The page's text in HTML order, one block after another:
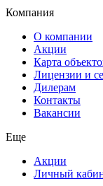
Компания
О компании
Акции
Карта
Лицензии и
Дилерам
Контакты
Вакансии
Еще
Акции
Личный